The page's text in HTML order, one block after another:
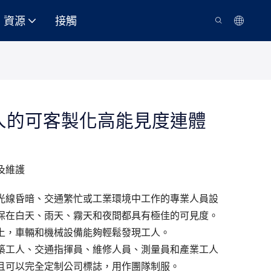
資源 接觸
可客製化高能見度連體
維護
線昏暗、交通繁忙或工業環境中工作的專業人員設
白天、雨天、霧天和夜間都具有極佳的可見度。
車輛和機械設備能夠輕鬆發現工人。
工人、交通指揮員、維修人員、測量員和產業工人
以完全定制公司標誌，用作團隊制服。